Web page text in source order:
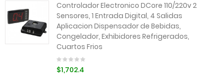
Controlador Electronico DCore 110/220v 2
Sensores, 1 Entrada Digital, 4 Salidas
Aplicacion Dispensador de Bebidas,
Congelador, Exhibidores Refrigerados,
Cuartos Frios
$1,702.4